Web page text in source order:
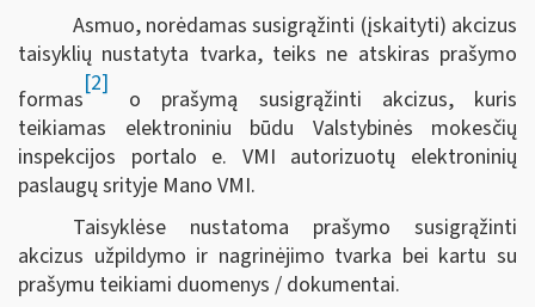
Asmuo, norėdamas susigrąžinti (įskaityti) akcizus
taisyklių nustatyta tvarka, teiks ne atskiras prašymo
formas
[2]
o prašymą susigrąžinti akcizus, kuris
teikiamas elektroniniu būdu Valstybinės mokesčių
inspekcijos portalo e. VMI autorizuotų elektroninių
paslaugų srityje Mano VMI.
Taisyklėse nustatoma prašymo susigrąžinti
akcizus užpildymo ir nagrinėjimo tvarka bei kartu su
prašymu teikiami duomenys / dokumentai.